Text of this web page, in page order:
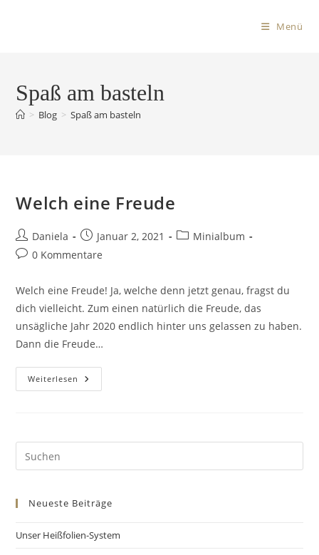
Menü
Spaß am basteln
> Blog > Spaß am basteln
Welch eine Freude
Daniela Januar 2, 2021
Minialbum
0 Kommentare
Welch eine Freude! Ja, welche denn jetzt genau, fragst du
dich vielleicht. Zum einen natürlich die Freude, das
unsägliche Jahr 2020 endlich hinter uns gelassen zu haben.
Dann die Freude…
Weiterlesen
Neueste Beiträge
Unser Heißfolien-System